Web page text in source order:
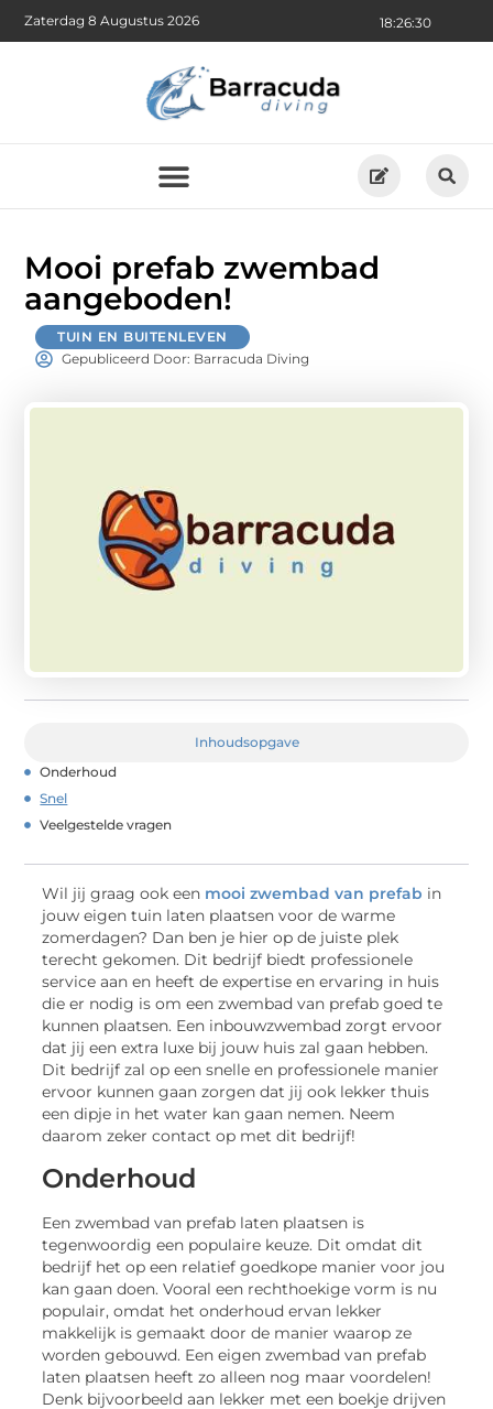
18:26:31
Zaterdag 8 Augustus 2026
Mooi prefab zwembad
aangeboden!
TUIN EN BUITENLEVEN
Gepubliceerd Door: Barracuda Diving
Inhoudsopgave
Onderhoud
Snel
Veelgestelde vragen
Wil jij graag ook een mooi zwembad van prefab in
jouw eigen tuin laten plaatsen voor de warme
zomerdagen? Dan ben je hier op de juiste plek
terecht gekomen. Dit bedrijf biedt professionele
service aan en heeft de expertise en ervaring in huis
die er nodig is om een zwembad van prefab goed te
kunnen plaatsen. Een inbouwzwembad zorgt ervoor
dat jij een extra luxe bij jouw huis zal gaan hebben.
Dit bedrijf zal op een snelle en professionele manier
ervoor kunnen gaan zorgen dat jij ook lekker thuis
een dipje in het water kan gaan nemen. Neem
daarom zeker contact op met dit bedrijf!
Onderhoud
Een zwembad van prefab laten plaatsen is
tegenwoordig een populaire keuze. Dit omdat dit
bedrijf het op een relatief goedkope manier voor jou
kan gaan doen. Vooral een rechthoekige vorm is nu
populair, omdat het onderhoud ervan lekker
makkelijk is gemaakt door de manier waarop ze
worden gebouwd. Een eigen zwembad van prefab
laten plaatsen heeft zo alleen nog maar voordelen!
Denk bijvoorbeeld aan lekker met een boekje drijven